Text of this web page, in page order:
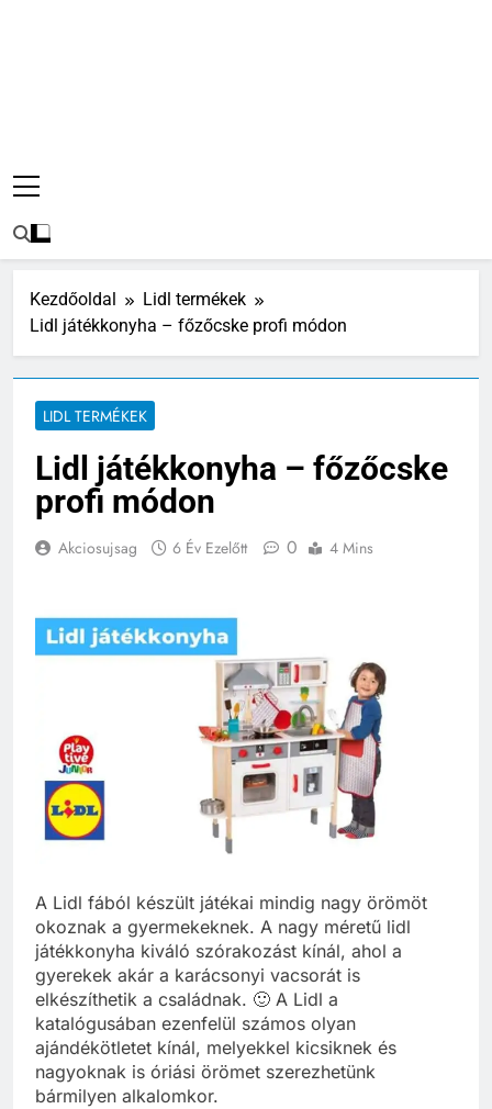
Kezdőoldal
Lidl termékek
Lidl játékkonyha – főzőcske profi módon
LIDL TERMÉKEK
Lidl játékkonyha – főzőcske
profi módon
Akciosujsag 6 Év Ezelőtt 0 4 Mins
A Lidl fából készült játékai mindig nagy örömöt
okoznak a gyermekeknek. A nagy méretű lidl
játékkonyha kiváló szórakozást kínál, ahol a
gyerekek akár a karácsonyi vacsorát is
elkészíthetik a családnak. 🙂 A Lidl a
katalógusában ezenfelül számos olyan
ajándékötletet kínál, melyekkel kicsiknek és
nagyoknak is óriási örömet szerezhetünk
bármilyen alkalomkor.